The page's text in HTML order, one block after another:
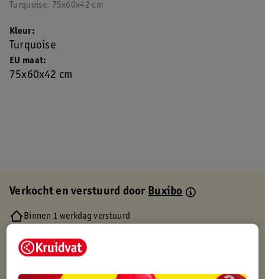
Turquoise, 75x60x42 cm
EU maat
75x60x42 cm
Kleur
Turquoise
Verkocht en verstuurd doorBuxibo
Binnen 1 werkdag verstuurd
Gratis retourneren via verkooppartner.
Gratis punten met je Kruidvat kaart